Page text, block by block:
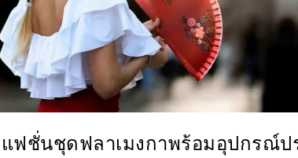
ฟชั่นชุดฟลาเมงกาพร้อมอุปกรณ์ป